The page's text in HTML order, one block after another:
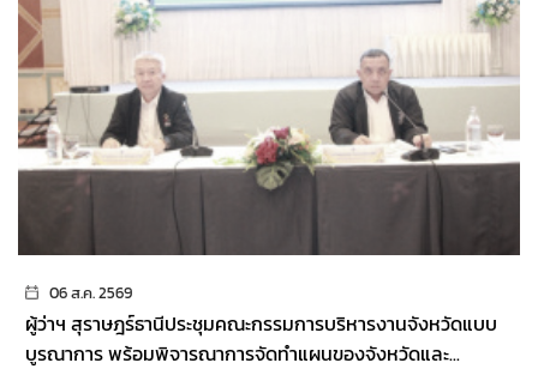
06 ส.ค. 2569
ผู้ว่าฯ สุราษฎร์ธานีประชุมคณะกรรมการบริหารงานจังหวัดแบบ
บูรณาการ พร้อมพิจารณาการจัดทำแผนของจังหวัดและ...